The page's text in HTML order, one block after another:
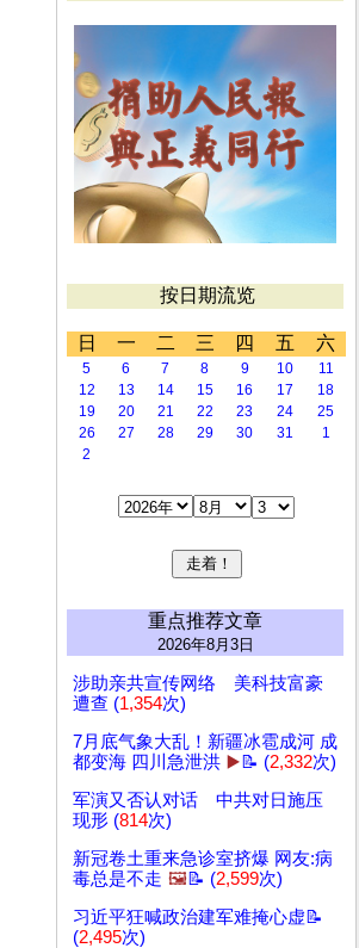
按日期流览
日 一 二 三 四 五 六
5 6 7 8 9 10
11
12
13 14 15 16 17
18
19
20 21 22 23 24
25
26
27 28 29 30 31
1
2
重点推荐文章
2026年8月3日
涉助亲共宣传网络 美科技富豪
遭查 (1,354次)
7月底气象大乱！新疆冰雹成河 成
都变海 四川急泄洪 ▶️📝 (2,332次)
军演又否认对话 中共对日施压
现形 (814次)
新冠卷土重来急诊室挤爆 网友:病
毒总是不走 🖼️📝 (2,599次)
习近平狂喊政治建军难掩心虚📝
(2,495次)